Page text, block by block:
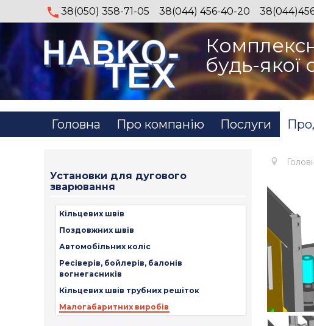
38(050) 358-71-05 38(044) 456-40-20
будь-якої
Головна Про компанію Послуги
Установки для дугового
зварювання
Кільцевих швів
Поздовжних швів
Автомобільних коліс
Ресіверів, бойлерів, балонів
вогнегасників
Кільцевих швів трубних решіток
Малогабаритних виробів